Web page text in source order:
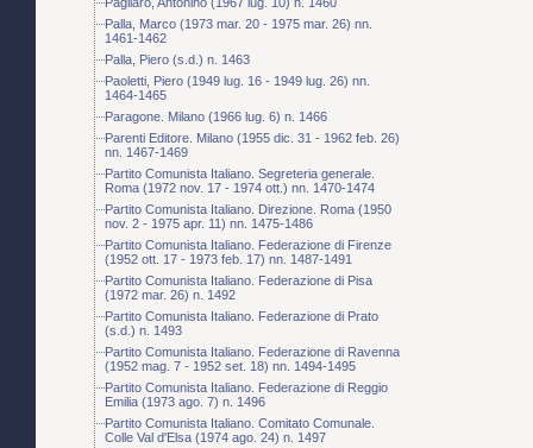
Palla, Marco (1973 mar. 20 - 1975 mar. 26) nn.
1461-1462
Palla, Piero (s.d.) n. 1463
Paoletti, Piero (1949 lug. 16 - 1949 lug. 26) nn.
1464-1465
Paragone. Milano (1966 lug. 6) n. 1466
Parenti Editore. Milano (1955 dic. 31 - 1962 feb. 26)
nn. 1467-1469
Partito Comunista Italiano. Segreteria generale.
Roma (1972 nov. 17 - 1974 ott.) nn. 1470-1474
Partito Comunista Italiano. Direzione. Roma (1950
nov. 2 - 1975 apr. 11) nn. 1475-1486
Partito Comunista Italiano. Federazione di Firenze
(1952 ott. 17 - 1973 feb. 17) nn. 1487-1491
Partito Comunista Italiano. Federazione di Pisa
(1972 mar. 26) n. 1492
Partito Comunista Italiano. Federazione di Prato
(s.d.) n. 1493
Partito Comunista Italiano. Federazione di Ravenna
(1952 mag. 7 - 1952 set. 18) nn. 1494-1495
Partito Comunista Italiano. Federazione di Reggio
Emilia (1973 ago. 7) n. 1496
Partito Comunista Italiano. Comitato Comunale.
Colle Val d'Elsa (1974 ago. 24) n. 1497